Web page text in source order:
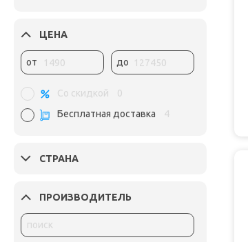
ЦЕНА
от до
Со скидкой
0
Бесплатная доставка
4
СТРАНА
ПРОИЗВОДИТЕЛЬ